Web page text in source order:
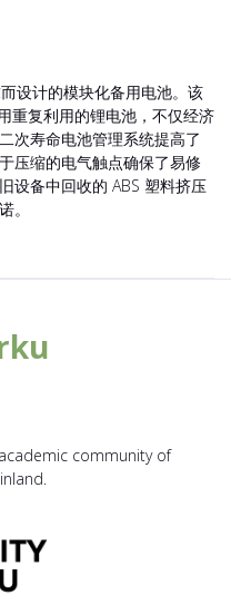
设计的模块化备用电池。该
重复利用的锂电池，不仅经济
次寿命电池管理系统提高了
压缩的电气触点确保了易修
设备中回收的 ABS 塑料挤压
。
community of